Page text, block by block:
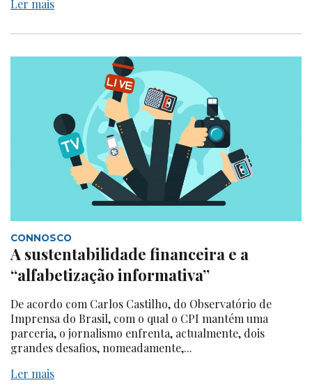
Ler mais
CONNOSCO
A sustentabilidade financeira e a
“alfabetização informativa”
De acordo com Carlos Castilho, do Observatório de
Imprensa do Brasil, com o qual o CPI mantém uma
parceria, o jornalismo enfrenta, actualmente, dois
grandes desafios, nomeadamente,...
Ler mais